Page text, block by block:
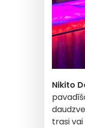
Nikito
trasi